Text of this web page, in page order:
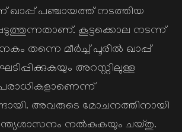
ഖാപ്പ് പഞ്ചായത്ത് നടത്തിയ
കൂട്ടക്കൊല നടന്ന്
തന്നെ മീർച്ച് പൂരിൽ ഖാപ്പ്
അറസ്റ്റിലുള്ള
അവരുടെ മോചനത്തിനായി
നൽകുകയും ചയ്തു.